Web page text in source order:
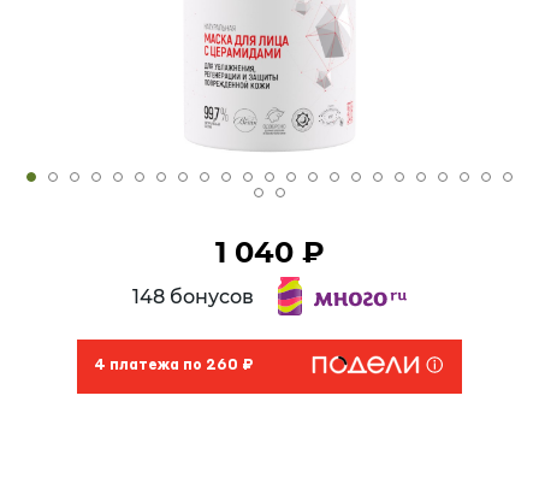
1 040 ₽
148 бонусов
4 платежа по 260 ₽